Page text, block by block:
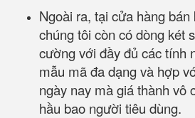
Ngoài ra, tại cửa hàng
chúng tôi còn có dòng két
cường với đầy đủ các tính
mẫu mã đa dạng và hợp
ngày nay mà giá thành vô
hầu bao người tiêu dùng.